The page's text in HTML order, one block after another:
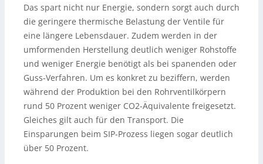
Das spart nicht nur Energie, sondern sorgt auch durch
die geringere thermische Belastung der Ventile für
eine längere Lebensdauer. Zudem werden in der
umformenden Herstellung deutlich weniger Rohstoffe
und weniger Energie benötigt als bei spanenden oder
Guss-Verfahren. Um es konkret zu beziffern, werden
während der Produktion bei den Rohrventilkörpern
rund 50 Prozent weniger CO2-Äquivalente freigesetzt.
Gleiches gilt auch für den Transport. Die
Einsparungen beim SIP-Prozess liegen sogar deutlich
über 50 Prozent.